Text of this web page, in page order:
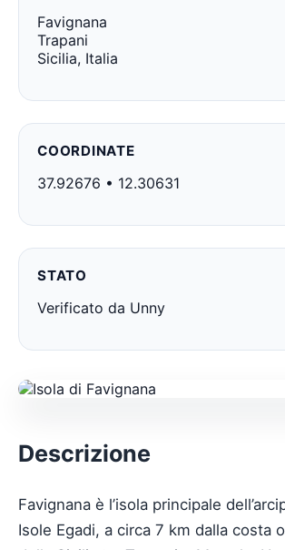
Favignana
Trapani
Sicilia, Italia
COORDINATE
37.92676 • 12.30631
STATO
Verificato da Unny
Descrizione
Favignana è l’isola principale
Isole Egadi, a circa 7 km dalla costa